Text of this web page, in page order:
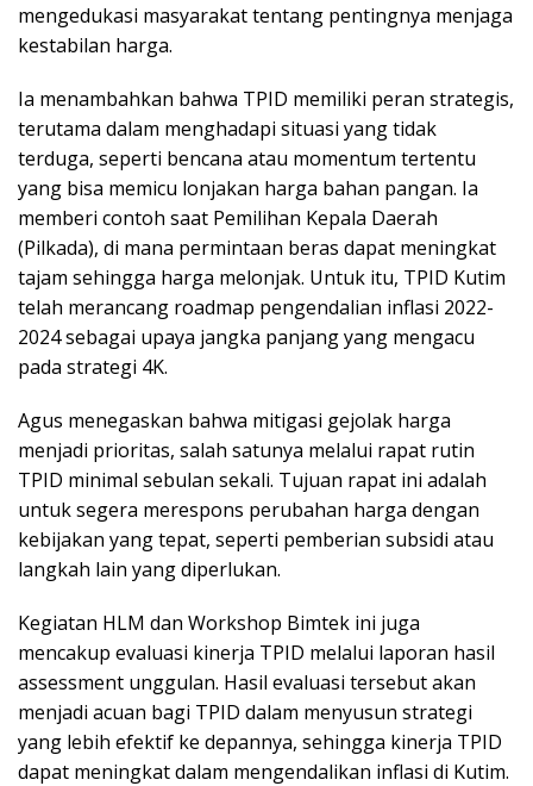
mengedukasi masyarakat tentang pentingnya menjaga
kestabilan harga.
Ia menambahkan bahwa TPID memiliki peran strategis,
terutama dalam menghadapi situasi yang tidak
terduga, seperti bencana atau momentum tertentu
yang bisa memicu lonjakan harga bahan pangan. Ia
memberi contoh saat Pemilihan Kepala Daerah
(Pilkada), di mana permintaan beras dapat meningkat
tajam sehingga harga melonjak. Untuk itu, TPID Kutim
telah merancang roadmap pengendalian inflasi 2022-
2024 sebagai upaya jangka panjang yang mengacu
pada strategi 4K.
Agus menegaskan bahwa mitigasi gejolak harga
menjadi prioritas, salah satunya melalui rapat rutin
TPID minimal sebulan sekali. Tujuan rapat ini adalah
untuk segera merespons perubahan harga dengan
kebijakan yang tepat, seperti pemberian subsidi atau
langkah lain yang diperlukan.
Kegiatan HLM dan Workshop Bimtek ini juga
mencakup evaluasi kinerja TPID melalui laporan hasil
assessment unggulan. Hasil evaluasi tersebut akan
menjadi acuan bagi TPID dalam menyusun strategi
yang lebih efektif ke depannya, sehingga kinerja TPID
dapat meningkat dalam mengendalikan inflasi di Kutim.